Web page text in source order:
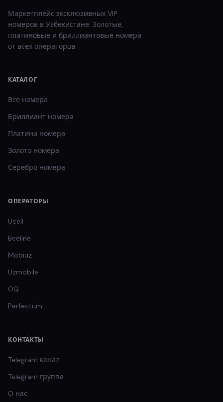
Маркетплейс эксклюзивных VIP
номеров в Узбекистане. Золотые,
платиновые и бриллиантовые номера
от всех операторов.
КАТАЛОГ
Все номера
Бриллиант номера
Платина номера
Золото номера
Серебро номера
ОПЕРАТОРЫ
Ucell
Beeline
Mobiuz
Uzmobile
OQ
Perfectum
КОНТАКТЫ
Telegram канал
Telegram группа
О нас